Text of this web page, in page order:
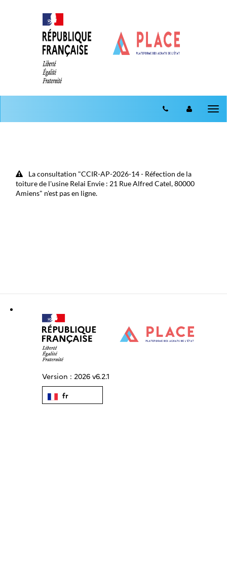
La consultation "CCIR-AP-2026-14 - Réfection de la
toiture de l'usine Relai Envie : 21 Rue Alfred Catel, 80000
Amiens" n'est pas en ligne.
Version : 2026 v6.2.1
fr